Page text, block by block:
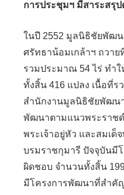
การประชุมฯ มีสาระสรุป
ในปี 2552 มูลนิธิชัยพัฒ
ศรัทธาน้อมเกล้าฯ ถวา
รวมประมาณ 54 ไร่ ทำ
ทั้งสิ้น 416 แปลง เนื้อที่ร
สำนักงานมูลนิธิชัยพัฒน
พัฒนาตามแนวพระราชด
พระเจ้าอยู่หัว และสมเด็
บรมราชกุมารี ปัจจุบันมี
ผิดชอบ จำนวนทั้งสิ้น
มีโครงการพัฒนาที่สำคั